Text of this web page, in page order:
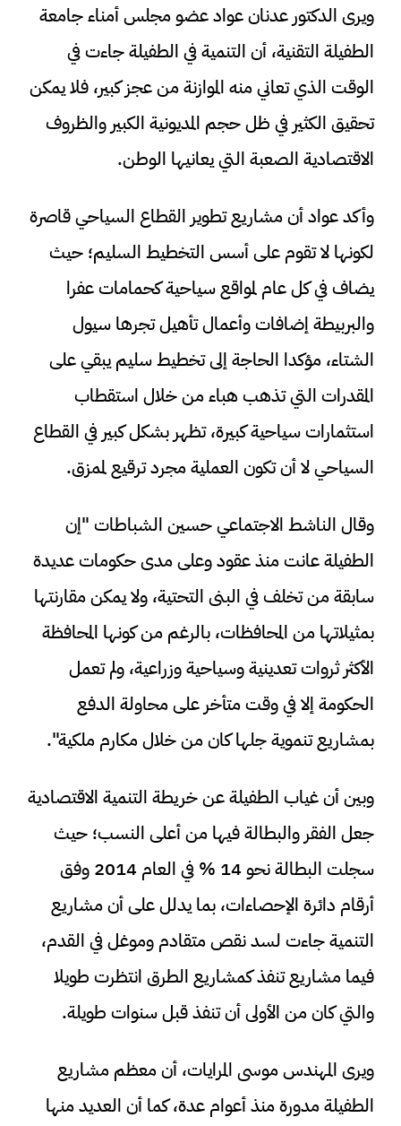
ويرى الدكتور عدنان عواد عضو مجلس أمناء جامعة
الطفيلة التقنية، أن التنمية في الطفيلة جاءت في
الوقت الذي تعاني منه الموازنة من عجز كبير، فلا يمكن
تحقيق الكثير في ظل حجم المديونية الكبير والظروف
الاقتصادية الصعبة التي يعانيها الوطن.
وأكد عواد أن مشاريع تطوير القطاع السياحي قاصرة
لكونها لا تقوم على أسس التخطيط السليم؛ حيث
يضاف في كل عام لمواقع سياحية كحمامات عفرا
والبربيطة إضافات وأعمال تأهيل تجرها سيول
الشتاء، مؤكدا الحاجة إلى تخطيط سليم يبقي على
المقدرات التي تذهب هباء من خلال استقطاب
استثمارات سياحية كبيرة، تظهر بشكل كبير في القطاع
السياحي لا أن تكون العملية مجرد ترقيع لممزق.
وقال الناشط الاجتماعي حسين الشباطات "إن
الطفيلة عانت منذ عقود وعلى مدى حكومات عديدة
سابقة من تخلف في البنى التحتية، ولا يمكن مقارنتها
بمثيلاتها من المحافظات، بالرغم من كونها المحافظة
الأكثر ثروات تعدينية وسياحية وزراعية، ولم تعمل
الحكومة إلا في وقت متأخر على محاولة الدفع
بمشاريع تنموية جلها كان من خلال مكارم ملكية".
وبين أن غياب الطفيلة عن خريطة التنمية الاقتصادية
جعل الفقر والبطالة فيها من أعلى النسب؛ حيث
سجلت البطالة نحو 14 % في العام 2014 وفق
أرقام دائرة الإحصاءات، بما يدلل على أن مشاريع
التنمية جاءت لسد نقص متقادم وموغل في القدم،
فيما مشاريع تنفذ كمشاريع الطرق انتظرت طويلا
والتي كان من الأولى أن تنفذ قبل سنوات طويلة.
ويرى المهندس موسى المرايات، أن معظم مشاريع
الطفيلة مدورة منذ أعوام عدة، كما أن العديد منها